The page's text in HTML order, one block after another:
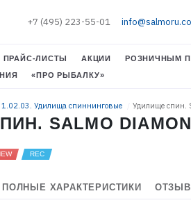
+7 (495) 223-55-01
ПРАЙС-ЛИСТЫ АКЦИИ
РОЗНИЧНЫМ
«ПРО РЫБАЛКУ»
1.02.03. Удилища спиннинговые Удилище спин.
SALMO
ПОЛНЫЕ ХАРАКТЕРИСТИКИ